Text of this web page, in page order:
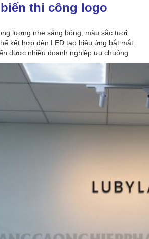
thi công logo
lượng nhẹ sáng bóng, màu sắc tươi
kết hợp đèn LED tạo hiệu ứng bắt mắt.
được nhiều doanh nghiệp ưu chuộng